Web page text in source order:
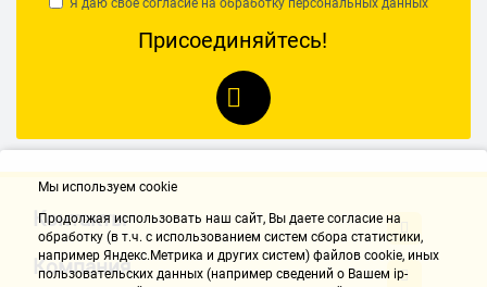
Я даю свое согласие на обработку персональных данных
Присоединяйтесь!
Контакты
Компания
Мы используем cookie
Продолжая использовать наш cайт, Вы даете согласие на
обработку (в т.ч. с использованием систем сбора статистики,
например Яндекс.Метрика и других систем) файлов cookie, иных
пользовательских данных (например сведений о Вашем ip-